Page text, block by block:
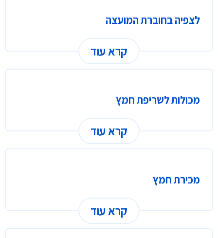
לצפיה בחוברת המועצה
קרא עוד
מכולות לשריפת חמץ
קרא עוד
מכירת חמץ
קרא עוד